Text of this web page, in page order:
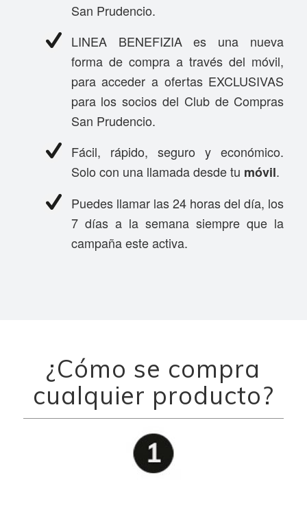
San Prudencio.
LINEA BENEFIZIA es una nueva
forma de compra a través del móvil,
para acceder a ofertas EXCLUSIVAS
para los socios del Club de Compras
San Prudencio.
Fácil, rápido, seguro y económico.
Solo con una llamada desde tu móvil.
Puedes llamar las 24 horas del día, los
7 días a la semana siempre que la
campaña este activa.
¿Cómo se compra
cualquier producto?